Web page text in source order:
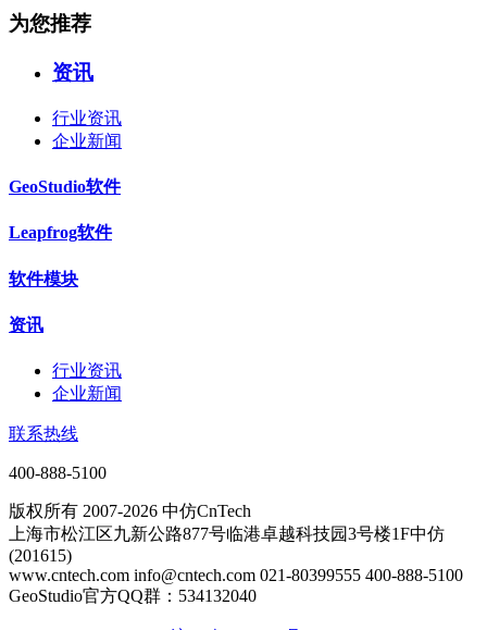
为您推荐
资讯
行业资讯
企业新闻
GeoStudio软件
Leapfrog软件
软件模块
资讯
行业资讯
企业新闻
联系热线
400-888-5100
版权所有 2007-2026 中仿CnTech
上海市松江区九新公路877号临港卓越科技园3号楼1F中仿
(201615)
www.cntech.com info@cntech.com 021-80399555 400-888-5100
GeoStudio官方QQ群：534132040